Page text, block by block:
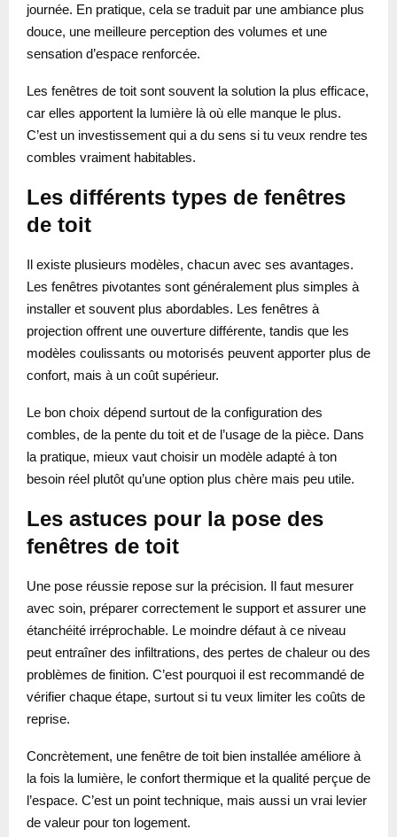
journée. En pratique, cela se traduit par une ambiance plus
douce, une meilleure perception des volumes et une
sensation d’espace renforcée.
Les fenêtres de toit sont souvent la solution la plus efficace,
car elles apportent la lumière là où elle manque le plus.
C’est un investissement qui a du sens si tu veux rendre tes
combles vraiment habitables.
Les différents types de fenêtres
de toit
Il existe plusieurs modèles, chacun avec ses avantages.
Les fenêtres pivotantes sont généralement plus simples à
installer et souvent plus abordables. Les fenêtres à
projection offrent une ouverture différente, tandis que les
modèles coulissants ou motorisés peuvent apporter plus de
confort, mais à un coût supérieur.
Le bon choix dépend surtout de la configuration des
combles, de la pente du toit et de l’usage de la pièce. Dans
la pratique, mieux vaut choisir un modèle adapté à ton
besoin réel plutôt qu’une option plus chère mais peu utile.
Les astuces pour la pose des
fenêtres de toit
Une pose réussie repose sur la précision. Il faut mesurer
avec soin, préparer correctement le support et assurer une
étanchéité irréprochable. Le moindre défaut à ce niveau
peut entraîner des infiltrations, des pertes de chaleur ou des
problèmes de finition. C’est pourquoi il est recommandé de
vérifier chaque étape, surtout si tu veux limiter les coûts de
reprise.
Concrètement, une fenêtre de toit bien installée améliore à
la fois la lumière, le confort thermique et la qualité perçue de
l’espace. C’est un point technique, mais aussi un vrai levier
de valeur pour ton logement.